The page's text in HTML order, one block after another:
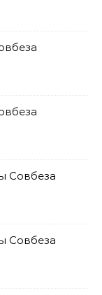
Совбеза
Совбеза